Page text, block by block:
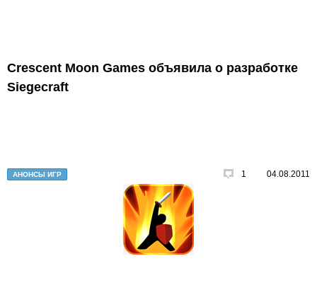
Crescent Moon Games объявила о разработке
Siegecraft
АНОНСЫ ИГР 1 04.08.2011